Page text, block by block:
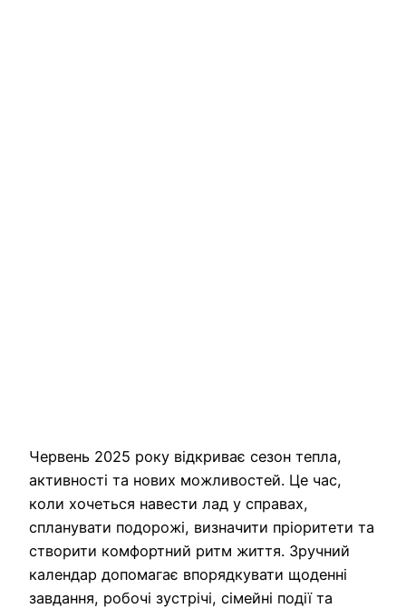
Червень 2025 року відкриває сезон тепла,
активності та нових можливостей. Це час,
коли хочеться навести лад у справах,
спланувати подорожі, визначити пріоритети та
створити комфортний ритм життя. Зручний
календар допомагає впорядкувати щоденні
завдання, робочі зустрічі, сімейні події та